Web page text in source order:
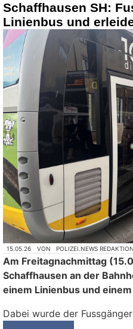
Schaffhausen SH:
Linienbus und
15.05.26 VON POLIZEI.NEWS REDAKTION
Am Freitagnachmittag
Schaffhausen an der
einem Linienbus und
Dabei wurde der